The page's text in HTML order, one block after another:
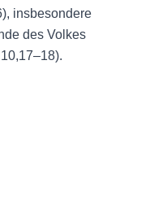
insbesondere
des Volkes